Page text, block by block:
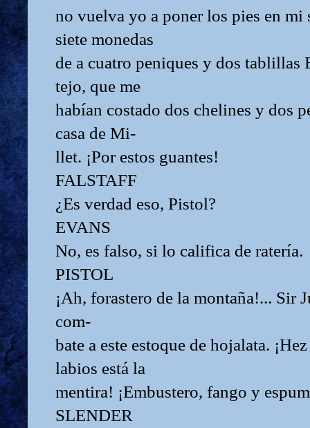
no vuelva yo a poner los pies en mi
siete monedas
de a cuatro peniques y dos tablillas
tejo, que me
habían costado dos chelines y dos
casa de Mi-
llet. ¡Por estos guantes!
FALSTAFF
¿Es verdad eso, Pistol?
EVANS
No, es falso, si lo califica de ratería.
PISTOL
¡Ah, forastero de la montaña!... Sir
com-
bate a este estoque de hojalata.
labios está la
mentira! ¡Embustero, fango y
SLENDER